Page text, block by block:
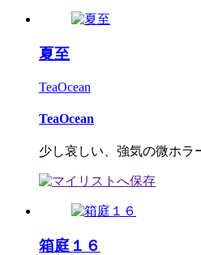
夏至
TeaOcean
TeaOcean
少し哀しい、強気の微ホラ
箱庭１６